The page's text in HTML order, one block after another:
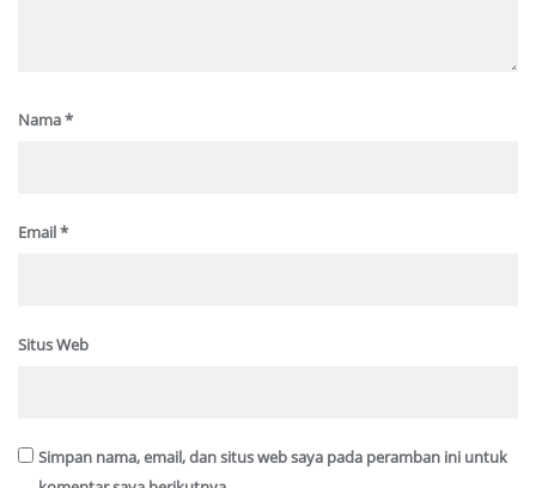
Nama*
Email*
Situs Web
Simpan nama, email, dan situs web saya pada peramban ini untuk